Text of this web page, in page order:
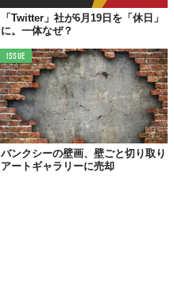
「Twitter」社が6月19日を「休日」
に。一体なぜ？
ISSUE
バンクシーの壁画、壁ごと切り取り
アートギャラリーに売却